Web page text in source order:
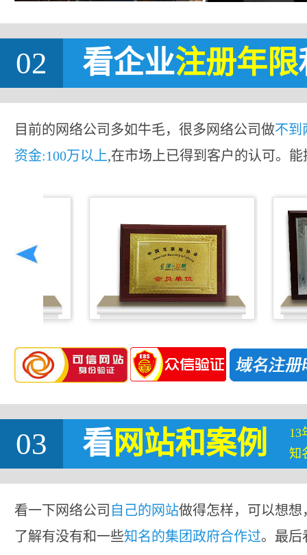
02 看企业注册年限
目前的网络公司多如牛毛，很多网络公司做不到
资金:100万以上,在市场上已得到客户的认可。
03 看网站和案例
13
知
看一下网络公司 自己的网站做得怎样，可以想
了解有没有和一些知名的集团政府合作过。最后